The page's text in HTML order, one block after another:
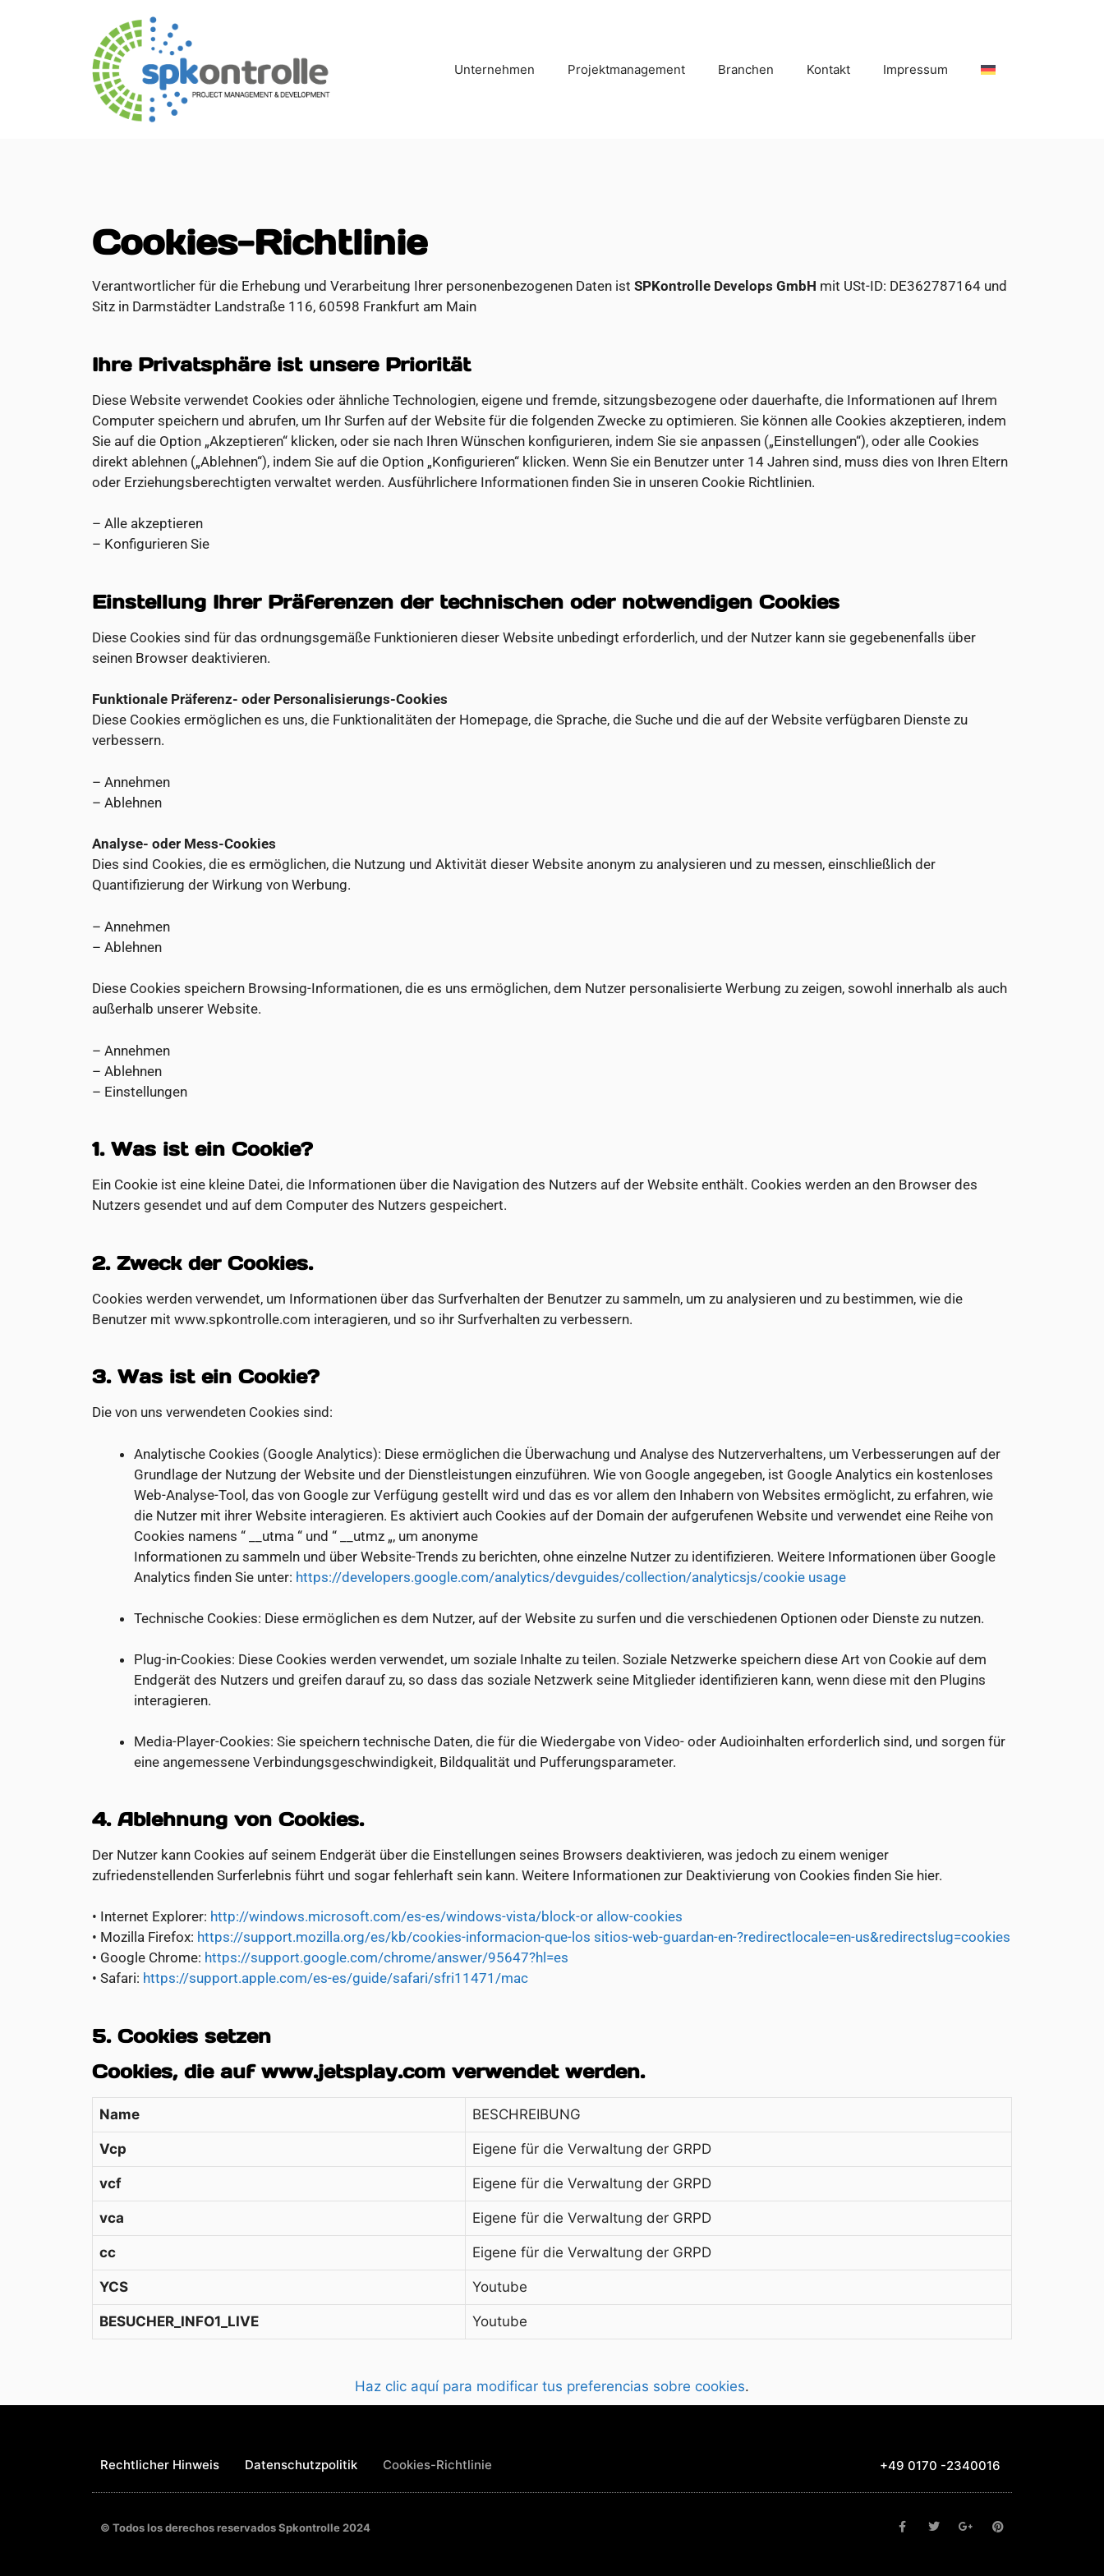
Unternehmen Projektmanagement Branchen Kontakt Impressum
Cookies-Richtlinie
Verantwortlicher für die Erhebung und Verarbeitung Ihrer personenbezogenen Daten ist SPKontrolle Develops GmbH mit USt-ID: DE362787164 und
Sitz in Darmstädter Landstraße 116, 60598 Frankfurt am Main
Ihre Privatsphäre ist unsere Priorität
Diese Website verwendet Cookies oder ähnliche Technologien, eigene und fremde, sitzungsbezogene oder dauerhafte, die Informationen auf Ihrem
Computer speichern und abrufen, um Ihr Surfen auf der Website für die folgenden Zwecke zu optimieren. Sie können alle Cookies akzeptieren, indem
Sie auf die Option „Akzeptieren“ klicken, oder sie nach Ihren Wünschen konfigurieren, indem Sie sie anpassen („Einstellungen“), oder alle Cookies
direkt ablehnen („Ablehnen“), indem Sie auf die Option „Konfigurieren“ klicken. Wenn Sie ein Benutzer unter 14 Jahren sind, muss dies von Ihren Eltern
oder Erziehungsberechtigten verwaltet werden. Ausführlichere Informationen finden Sie in unseren Cookie Richtlinien.
– Alle akzeptieren
– Konfigurieren Sie
Einstellung Ihrer Präferenzen der technischen oder notwendigen Cookies
Diese Cookies sind für das ordnungsgemäße Funktionieren dieser Website unbedingt erforderlich, und der Nutzer kann sie gegebenenfalls über
seinen Browser deaktivieren.
Funktionale Präferenz- oder Personalisierungs-Cookies
Diese Cookies ermöglichen es uns, die Funktionalitäten der Homepage, die Sprache, die Suche und die auf der Website verfügbaren Dienste zu
verbessern.
– Annehmen
– Ablehnen
Analyse- oder Mess-Cookies
Dies sind Cookies, die es ermöglichen, die Nutzung und Aktivität dieser Website anonym zu analysieren und zu messen, einschließlich der
Quantifizierung der Wirkung von Werbung.
– Annehmen
– Ablehnen
Diese Cookies speichern Browsing-Informationen, die es uns ermöglichen, dem Nutzer personalisierte Werbung zu zeigen, sowohl innerhalb als auch
außerhalb unserer Website.
– Annehmen
– Ablehnen
– Einstellungen
1. Was ist ein Cookie?
Ein Cookie ist eine kleine Datei, die Informationen über die Navigation des Nutzers auf der Website enthält. Cookies werden an den Browser des
Nutzers gesendet und auf dem Computer des Nutzers gespeichert.
2. Zweck der Cookies.
Cookies werden verwendet, um Informationen über das Surfverhalten der Benutzer zu sammeln, um zu analysieren und zu bestimmen, wie die
Benutzer mit www.spkontrolle.com interagieren, und so ihr Surfverhalten zu verbessern.
3. Was ist ein Cookie?
Die von uns verwendeten Cookies sind:
Analytische Cookies (Google Analytics): Diese ermöglichen die Überwachung und Analyse des Nutzerverhaltens, um Verbesserungen auf der
Grundlage der Nutzung der Website und der Dienstleistungen einzuführen. Wie von Google angegeben, ist Google Analytics ein kostenloses
Web-Analyse-Tool, das von Google zur Verfügung gestellt wird und das es vor allem den Inhabern von Websites ermöglicht, zu erfahren, wie
die Nutzer mit ihrer Website interagieren. Es aktiviert auch Cookies auf der Domain der aufgerufenen Website und verwendet eine Reihe von
Cookies namens “ __utma “ und “ __utmz „, um anonyme
Informationen zu sammeln und über Website-Trends zu berichten, ohne einzelne Nutzer zu identifizieren. Weitere Informationen über Google
Analytics finden Sie unter: https://developers.google.com/analytics/devguides/collection/analyticsjs/cookie usage
Technische Cookies: Diese ermöglichen es dem Nutzer, auf der Website zu surfen und die verschiedenen Optionen oder Dienste zu nutzen.
Plug-in-Cookies: Diese Cookies werden verwendet, um soziale Inhalte zu teilen. Soziale Netzwerke speichern diese Art von Cookie auf dem
Endgerät des Nutzers und greifen darauf zu, so dass das soziale Netzwerk seine Mitglieder identifizieren kann, wenn diese mit den Plugins
interagieren.
Media-Player-Cookies: Sie speichern technische Daten, die für die Wiedergabe von Video- oder Audioinhalten erforderlich sind, und sorgen für
eine angemessene Verbindungsgeschwindigkeit, Bildqualität und Pufferungsparameter.
4. Ablehnung von Cookies.
Der Nutzer kann Cookies auf seinem Endgerät über die Einstellungen seines Browsers deaktivieren, was jedoch zu einem weniger
zufriedenstellenden Surferlebnis führt und sogar fehlerhaft sein kann. Weitere Informationen zur Deaktivierung von Cookies finden Sie hier.
• Internet Explorer: http://windows.microsoft.com/es-es/windows-vista/block-or allow-cookies
• Mozilla Firefox: https://support.mozilla.org/es/kb/cookies-informacion-que-los sitios-web-guardan-en-?redirectlocale=en-us&redirectslug=cookies
• Google Chrome: https://support.google.com/chrome/answer/95647?hl=es
• Safari: https://support.apple.com/es-es/guide/safari/sfri11471/mac
5. Cookies setzen
Cookies, die auf www.jetsplay.com verwendet werden.
Name BESCHREIBUNG
Vcp Eigene für die Verwaltung der GRPD
vcf Eigene für die Verwaltung der GRPD
vca Eigene für die Verwaltung der GRPD
cc Eigene für die Verwaltung der GRPD
YCS Youtube
BESUCHER_INFO1_LIVE Youtube
Haz clic aquí para modificar tus preferencias sobre cookies.
Rechtlicher Hinweis Datenschutzpolitik Cookies-Richtlinie +49 0170 -2340016
© Todos los derechos reservados Spkontrolle 2024